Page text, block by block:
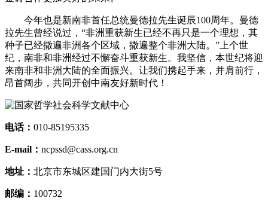
今年也是新南非首任总统曼德拉先生诞辰100周年。曼德
拉先生曾经说过，“非洲重获新生已经不再只是一个理想，其
种子已经撒遍非洲各个区域，撒遍整个非洲大陆。”上个世
纪，南非和非洲经过不懈奋斗重获新生。我坚信，本世纪将迎
来南非和非洲大陆的全面振兴。让我们携起手来，并肩前行，
昂首阔步，共同开创中南友好新时代！
电话： 010-85195335
E-mail： ncpssd@cass.org.cn
地址： 北京市东城区建国门内大街5号
邮编： 100732